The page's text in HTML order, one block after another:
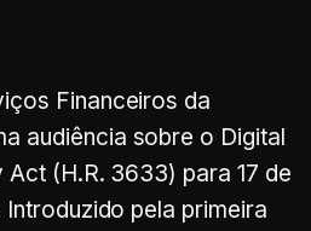
Financeiros da
audiência sobre o Digital
(H.R. 3633) para 17 de
pela primeira